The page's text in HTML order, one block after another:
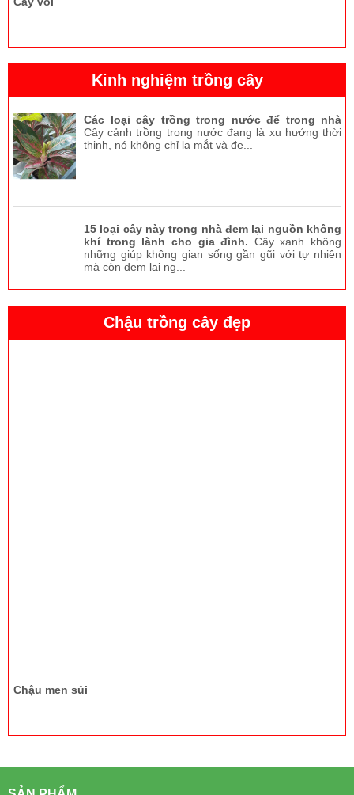
Tường vi hoa đỏ
Kinh nghiệm trồng cây
Các loại cây trồng trong nước để trong nhà
Cây cảnh trồng trong nước đang là xu hướng thời
thịnh, nó không chỉ lạ mắt và đẹ...
15 loại cây này trong nhà đem lại nguồn không
khí trong lành cho gia đình. Cây xanh không
những giúp không gian sống gần gũi với tự nhiên
mà còn đem lại ng...
Chậu trồng cây đẹp
Chậu men sủi